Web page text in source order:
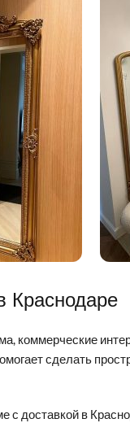
Краснодаре
коммерческие
сделать
с доставкой в